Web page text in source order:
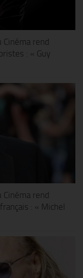
Cinéma rend
: « Guy
Cinéma rend
: « Michel